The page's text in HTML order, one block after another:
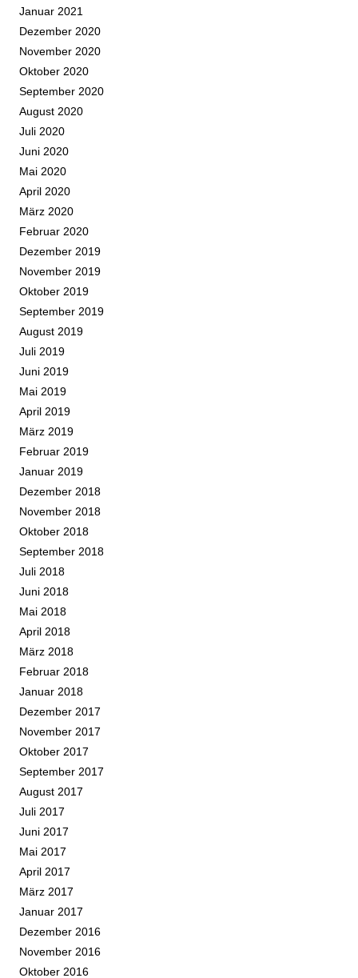
Januar 2021
Dezember 2020
November 2020
Oktober 2020
September 2020
August 2020
Juli 2020
Juni 2020
Mai 2020
April 2020
März 2020
Februar 2020
Dezember 2019
November 2019
Oktober 2019
September 2019
August 2019
Juli 2019
Juni 2019
Mai 2019
April 2019
März 2019
Februar 2019
Januar 2019
Dezember 2018
November 2018
Oktober 2018
September 2018
Juli 2018
Juni 2018
Mai 2018
April 2018
März 2018
Februar 2018
Januar 2018
Dezember 2017
November 2017
Oktober 2017
September 2017
August 2017
Juli 2017
Juni 2017
Mai 2017
April 2017
März 2017
Januar 2017
Dezember 2016
November 2016
Oktober 2016